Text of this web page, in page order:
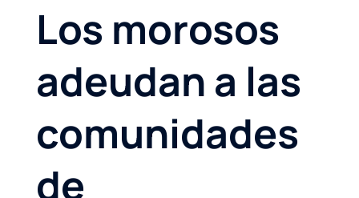
Los morosos
adeudan a las
comunidades
de